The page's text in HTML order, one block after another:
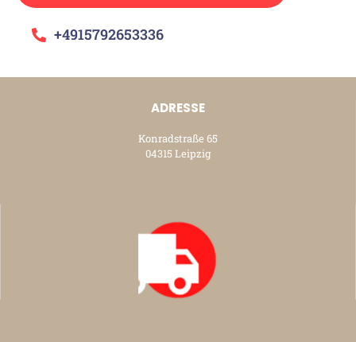
+4915792653336
ADRESSE
Konradstraße 65
04315 Leipzig